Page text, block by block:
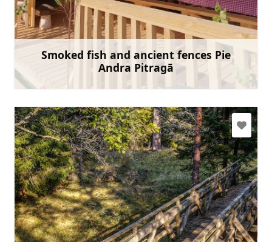
Smoked fish and ancient fences Pie
Andra Pitragā
+371 26493087
Rohkem teavet